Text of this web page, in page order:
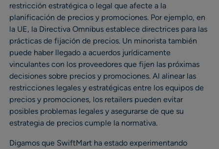
restricción estratégica o legal que afecte a la
planificación de precios y promociones. Por ejemplo, en
la UE, la Directiva Omnibus establece directrices para las
prácticas de fijación de precios. Un minorista también
puede haber llegado a acuerdos jurídicamente
vinculantes con los proveedores que fijen las próximas
decisiones sobre precios y promociones. Al alinear las
restricciones legales y estratégicas entre los equipos de
precios y promociones, los retailers pueden evitar
posibles problemas legales y asegurarse de que su
estrategia de precios cumple la normativa.
Digamos que SwiftMart ha estado experimentando